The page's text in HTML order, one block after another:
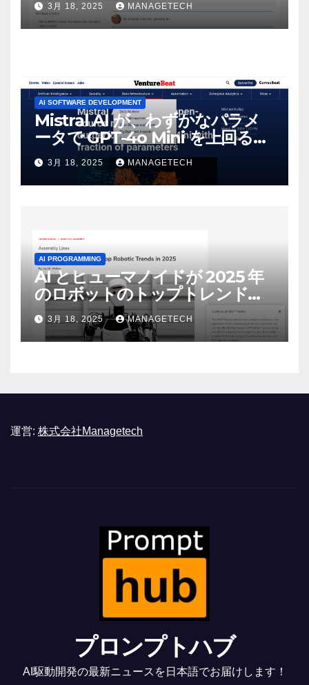
3月 18, 2025 MANAGETECH
AI SOFTWARE DEVELOPMENT
Mistral AI が、わずかなパラメ
ータで GPT-4o Mini を上回る新
しいオープンソース モデルをリ
リース | VentureBeat
3月 18, 2025 MANAGETECH
AI PROGRAMMING
AI とヒューマノイドが 2025 年
のロボットのトップトレンドに |
ASSEMBLY
3月 18, 2025 MANAGETECH
運営: 株式会社Managetech
プロンプトハブ
AI駆動開発の最新ニュースを日本語でお届けします！